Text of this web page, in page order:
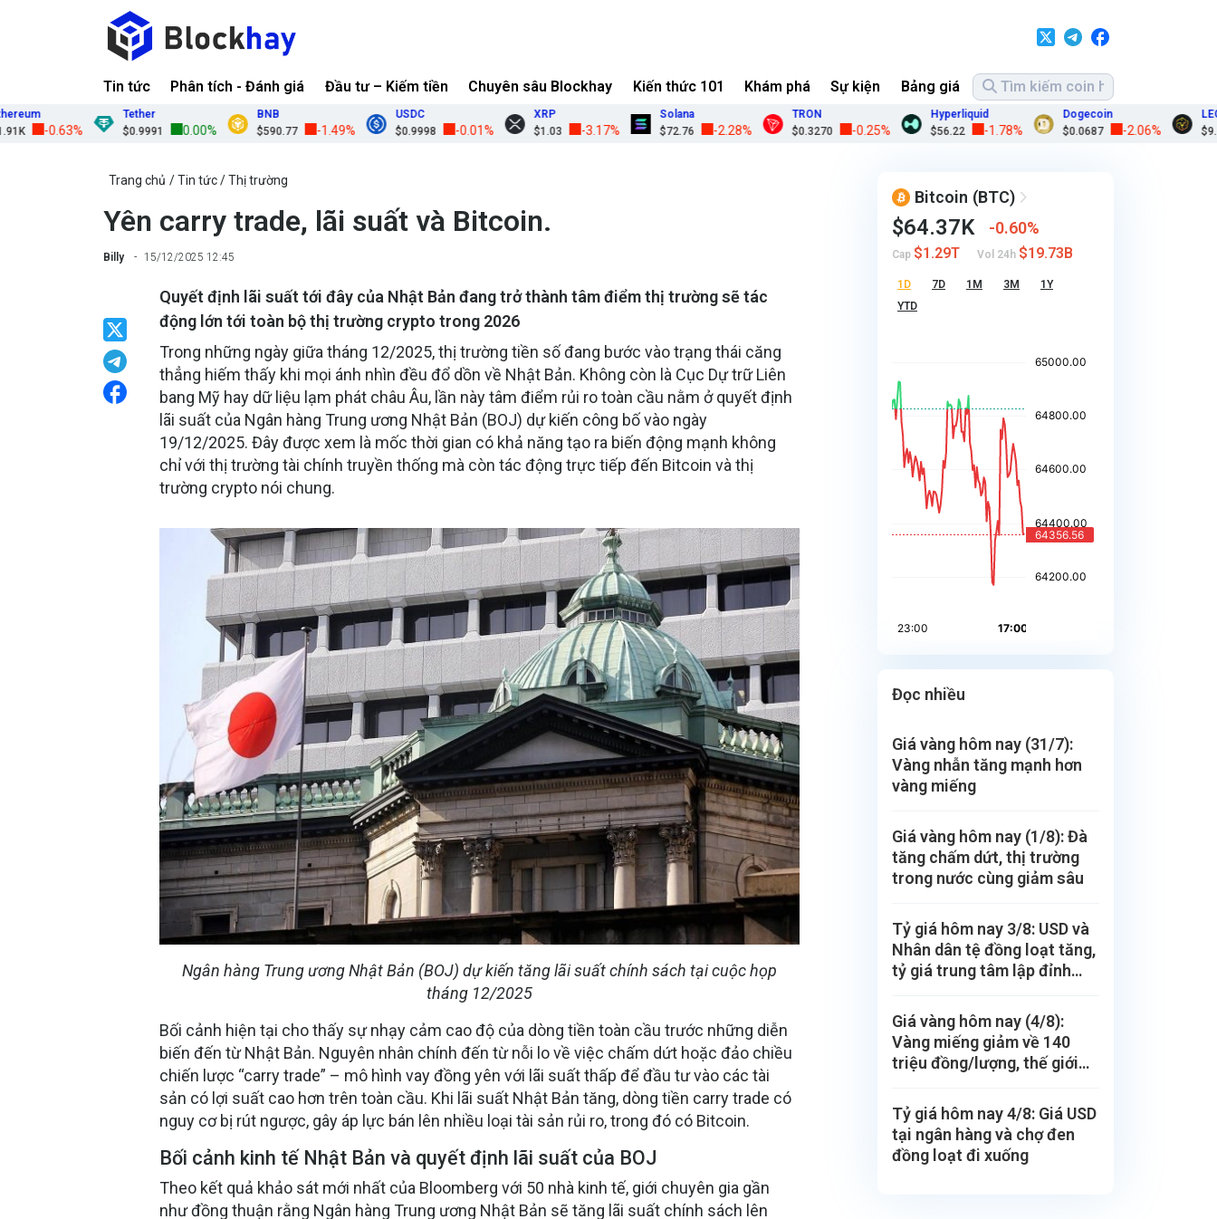
Tin tức Phân tích - Đánh giá Đầu tư – Kiếm tiền Chuyên sâu Blockhay Kiến thức 101 Khám phá Sự kiện Bảng giá
-0.63%
Tether
$0.9991
0.00%
BNB
$590.77
-1.49%
USDC
$0.9998
-0.01%
XRP
$1.03
-3.17%
Solana
$72.76
-2.28%
TRON
$0.3270
-0.25%
Hyperliquid
$56.22
-1.78%
Dogecoin
$0.0687
-2.06%
LEO
$9.75
Trang chủ Tin tức Thị trường
Yên carry trade, lãi suất và Bitcoin.
Billy 15/12/2025 12:45
Quyết định lãi suất tới đây của Nhật Bản đang trở thành tâm điểm thị trường sẽ tác
động lớn tới toàn bộ thị trường crypto trong 2026
Trong những ngày giữa tháng 12/2025, thị trường tiền số đang bước vào trạng thái căng
thẳng hiếm thấy khi mọi ánh nhìn đều đổ dồn về Nhật Bản. Không còn là Cục Dự trữ Liên
bang Mỹ hay dữ liệu lạm phát châu Âu, lần này tâm điểm rủi ro toàn cầu nằm ở quyết định
lãi suất của Ngân hàng Trung ương Nhật Bản (BOJ) dự kiến công bố vào ngày
19/12/2025. Đây được xem là mốc thời gian có khả năng tạo ra biến động mạnh không
chỉ với thị trường tài chính truyền thống mà còn tác động trực tiếp đến Bitcoin và thị
trường crypto nói chung.
Ngân hàng Trung ương Nhật Bản (BOJ) dự kiến ​​tăng lãi suất chính sách tại cuộc họp
tháng 12/2025
Bối cảnh hiện tại cho thấy sự nhạy cảm cao độ của dòng tiền toàn cầu trước những diễn
biến đến từ Nhật Bản. Nguyên nhân chính đến từ nỗi lo về việc chấm dứt hoặc đảo chiều
chiến lược “carry trade” – mô hình vay đồng yên với lãi suất thấp để đầu tư vào các tài
sản có lợi suất cao hơn trên toàn cầu. Khi lãi suất Nhật Bản tăng, dòng tiền carry trade có
nguy cơ bị rút ngược, gây áp lực bán lên nhiều loại tài sản rủi ro, trong đó có Bitcoin.
Bối cảnh kinh tế Nhật Bản và quyết định lãi suất của BOJ
Theo kết quả khảo sát mới nhất của Bloomberg với 50 nhà kinh tế, giới chuyên gia gần
như đồng thuận rằng Ngân hàng Trung ương Nhật Bản sẽ tăng lãi suất chính sách lên
Bitcoin (BTC)
$64.37K 0.60%
Cap $1.29T Vol 24h $19.73B
1D 7D 1M 3M
1Y
YTD
Đọc nhiều
Giá vàng hôm nay (31/7):
Vàng nhẫn tăng mạnh hơn
vàng miếng
Giá vàng hôm nay (1/8): Đà
tăng chấm dứt, thị trường
trong nước cùng giảm sâu
Tỷ giá hôm nay 3/8: USD và
Nhân dân tệ đồng loạt tăng,
tỷ giá trung tâm lập đỉnh
Giá vàng hôm nay (4/8):
Vàng miếng giảm về 140
triệu đồng/lượng, thế giới
Tỷ giá hôm nay 4/8: Giá USD
tại ngân hàng và chợ đen
đồng loạt đi xuống